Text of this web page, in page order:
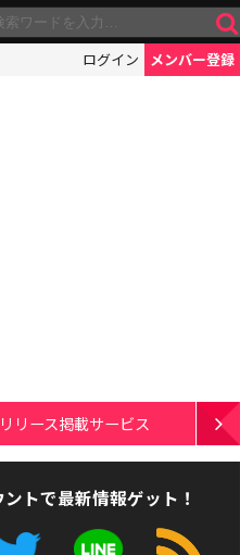
ログイン メンバー登録
リース掲載サービス
トで最新情報ゲット！